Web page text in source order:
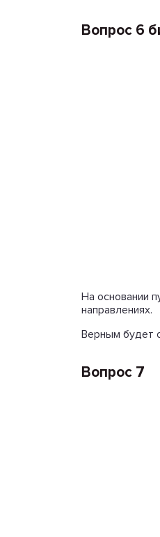
Вопрос 6
На основании
направлениях.
Верным будет
Вопрос 7